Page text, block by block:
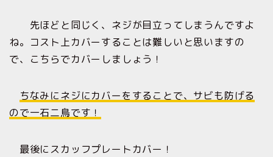
先ほどと同じく、ネジが目立ってしまうんですよ
ね。コスト上カバーすることは難しいと思いますの
で、こちらでカバーしましょう！
ちなみにネジにカバーをすることで、サビも防げる
ので一石二鳥です！
最後にスカッフプレートカバー！